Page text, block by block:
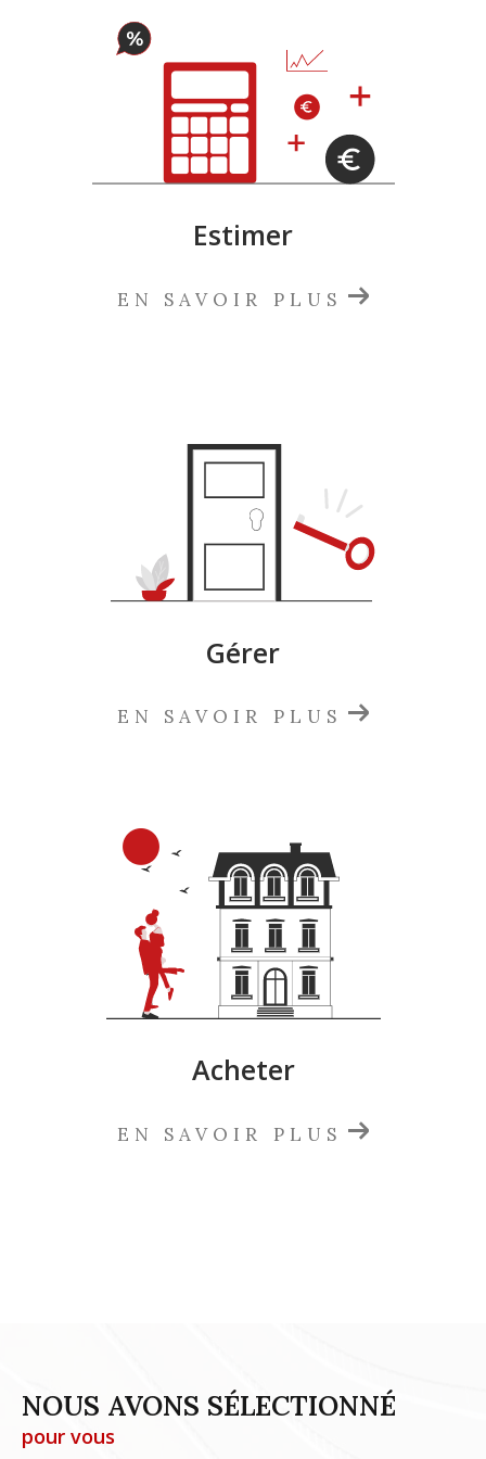
Estimer
EN SAVOIR PLUS
Gérer
EN SAVOIR PLUS
Acheter
EN SAVOIR PLUS
NOUS AVONS SÉLECTIONNÉ
pour vous